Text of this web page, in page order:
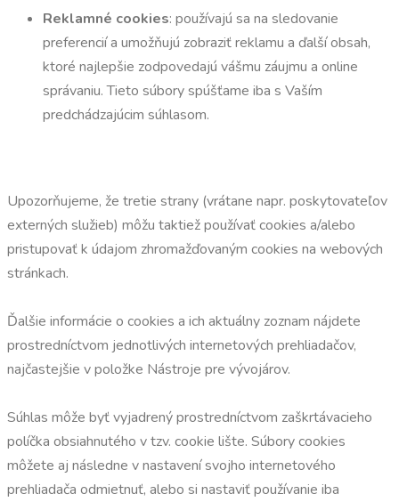
Reklamné cookies: používajú sa na sledovanie
preferencií a umožňujú zobraziť reklamu a ďalší obsah,
ktoré najlepšie zodpovedajú vášmu záujmu a online
správaniu. Tieto súbory spúšťame iba s Vaším
predchádzajúcim súhlasom.
Upozorňujeme, že tretie strany (vrátane napr. poskytovateľov
externých služieb) môžu taktiež používať cookies a/alebo
pristupovať k údajom zhromažďovaným cookies na webových
stránkach.
Ďalšie informácie o cookies a ich aktuálny zoznam nájdete
prostredníctvom jednotlivých internetových prehliadačov,
najčastejšie v položke Nástroje pre vývojárov.
Súhlas môže byť vyjadrený prostredníctvom zaškrtávacieho
políčka obsiahnutého v tzv. cookie lište. Súbory cookies
môžete aj následne v nastavení svojho internetového
prehliadača odmietnuť, alebo si nastaviť používanie iba